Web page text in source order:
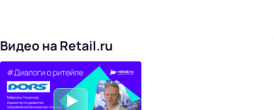
Видео на Retail.ru